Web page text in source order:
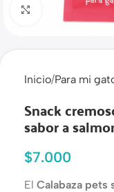
Haga clic para
Inicio Para mi
Snack
sabor a
$7.000
El Calabaza pets